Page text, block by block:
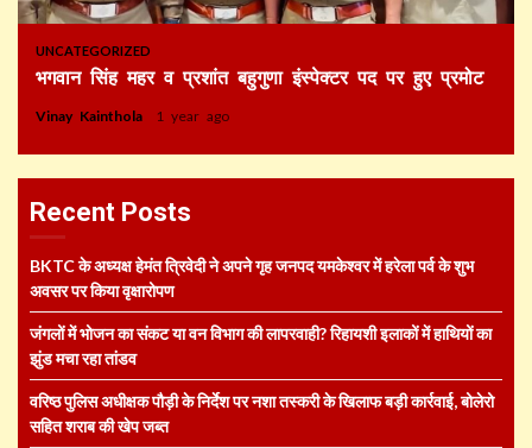
UNCATEGORIZED
भगवान सिंह महर व प्रशांत बहुगुणा इंस्पेक्टर पद पर हुए प्रमोट
Vinay Kainthola 1 year ago
Recent Posts
BKTC के अध्यक्ष हेमंत त्रिवेदी ने अपने गृह जनपद यमकेश्वर में हरेला पर्व के शुभ
अवसर पर किया वृक्षारोपण
जंगलों में भोजन का संकट या वन विभाग की लापरवाही? रिहायशी इलाकों में हाथियों का
झुंड मचा रहा तांडव
वरिष्ठ पुलिस अधीक्षक पौड़ी के निर्देश पर नशा तस्करी के खिलाफ बड़ी कार्रवाई, बोलेरो
सहित शराब की खेप जब्त